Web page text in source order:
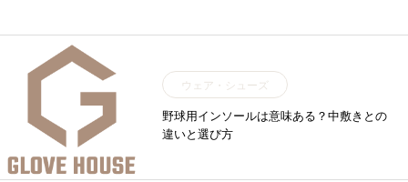
ウェア・シューズ
野球用インソールは意味ある？中敷きとの
違いと選び方